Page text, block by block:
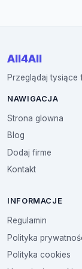
All4All
Przeglądaj tysiące
NAWIGACJA
Strona glowna
Blog
Dodaj firme
Kontakt
INFORMACJE
Regulamin
Polityka
Polityka cookies